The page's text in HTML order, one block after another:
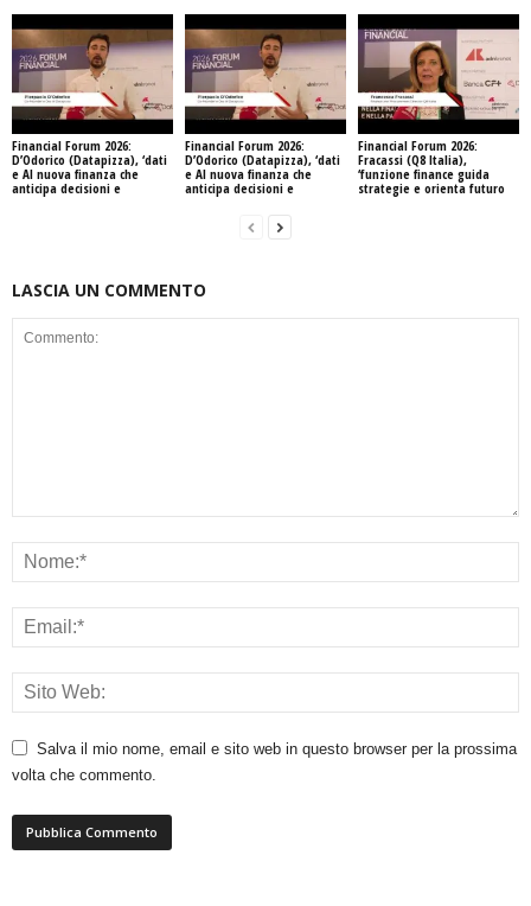
Financial Forum 2026:
D’Odorico (Datapizza), ‘dati
e AI nuova finanza che
anticipa decisioni e
Financial Forum 2026:
D’Odorico (Datapizza), ‘dati
e AI nuova finanza che
anticipa decisioni e
Financial Forum 2026:
Fracassi (Q8 Italia),
‘funzione finance guida
strategie e orienta futuro
LASCIA UN COMMENTO
Salva il mio nome, email e sito web in questo browser per la prossima
volta che commento.